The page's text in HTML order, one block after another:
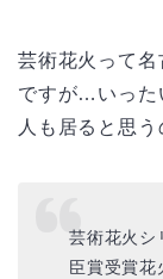
芸術花火って
ですが…いった
人も居ると思う
芸術花火シ
臣賞受賞花